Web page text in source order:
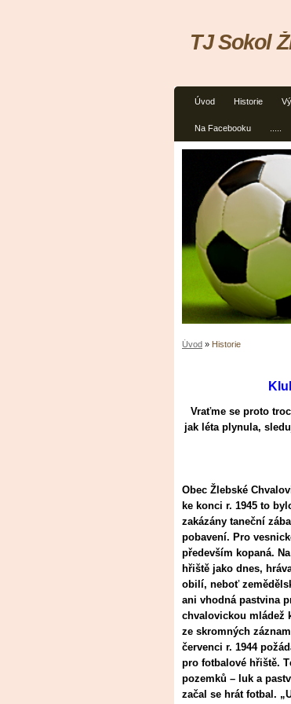
Úvod Historie
Na Facebooku
TJ Sokol
Úvod » Historie
Vraťme se proto
jak léta plynula,
Obec Žlebské
ke konci r. 1945 to
zakázány taneční
pobavení. Pro
především kopaná.
hřiště jako dnes,
obilí, neboť
ani vhodná pastvina
chvalovickou mládež
ze skromných
červenci r. 1944
pro fotbalové hřiště.
pozemků – luk a
začal se hrát fotbal.